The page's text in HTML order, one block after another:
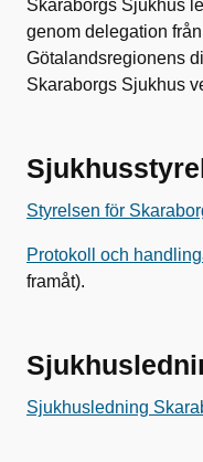
Skaraborgs Sjukhus
genom delegation
Götalandsregionens
Skaraborgs Sjukhus
Styrelsen för
Protokoll och
framåt).
Sjukhusledning